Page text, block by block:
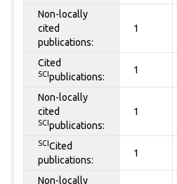
Non-locally
cited
publications:
1
Cited
SCIpublications:
1
Non-locally
cited
SCIpublications:
1
SCICited
publications:
1
Non-locally